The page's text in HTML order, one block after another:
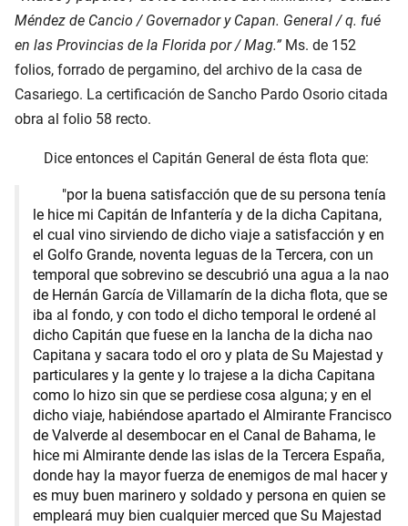
Méndez de Cancio / Governador y Capan. General / q. fué
en las Provincias de la Florida por / Mag.” Ms. de 152
folios, forrado de pergamino, del archivo de la casa de
Casariego. La certificación de Sancho Pardo Osorio citada
obra al folio 58 recto.
Dice entonces el Capitán General de ésta flota que:
"por la buena satisfacción que de su persona tenía
le hice mi Capitán de Infantería y de la dicha Capitana,
el cual vino sirviendo de dicho viaje a satisfacción y en
el Golfo Grande, noventa leguas de la Tercera, con un
temporal que sobrevino se descubrió una agua a la nao
de Hernán García de Villamarín de la dicha flota, que se
iba al fondo, y con todo el dicho temporal le ordené al
dicho Capitán que fuese en la lancha de la dicha nao
Capitana y sacara todo el oro y plata de Su Majestad y
particulares y la gente y lo trajese a la dicha Capitana
como lo hizo sin que se perdiese cosa alguna; y en el
dicho viaje, habiéndose apartado el Almirante Francisco
de Valverde al desembocar en el Canal de Bahama, le
hice mi Almirante dende las islas de la Tercera España,
donde hay la mayor fuerza de enemigos de mal hacer y
es muy buen marinero y soldado y persona en quien se
empleará muy bien cualquier merced que Su Majestad